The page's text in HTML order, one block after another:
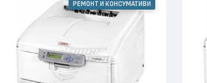
РЕМОНТ И КОНСУМАТИВИ